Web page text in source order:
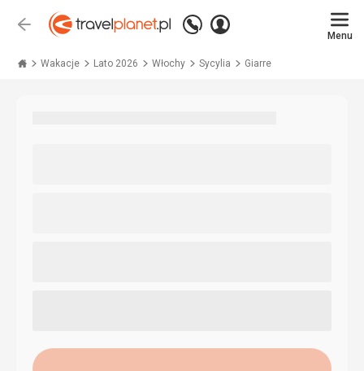
Wstecz
Zadzwoń
+48 71 771 76 55
Zaloguj
Menu
Wakacje Lato 2026 Włochy Sycylia Giarre